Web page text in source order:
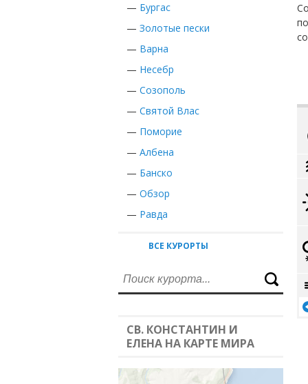
— Бургас
— Золотые пески
— Варна
— Несебр
— Созополь
— Святой Влас
— Поморие
— Албена
— Банско
— Обзор
— Равда
ВСЕ КУРОРТЫ
СВ. КОНСТАНТИН И
ЕЛЕНА НА КАРТЕ МИРА